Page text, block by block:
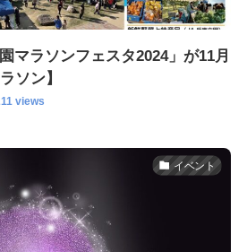
マラソンフェスタ2024」が11月
ソン】
views
イベント